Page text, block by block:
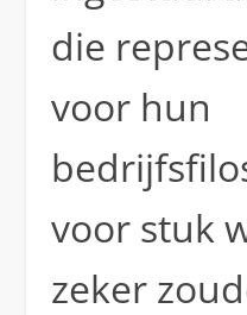
die
voor hun
voor stuk
zeker